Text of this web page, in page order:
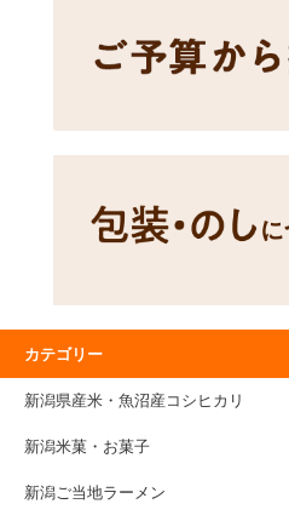
カテゴリー
新潟県産米・魚沼産コシヒカリ
新潟米菓・お菓子
新潟ご当地ラーメン